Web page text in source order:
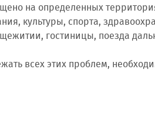
на определенных
культуры, спорта,
гостиницы, поезда
всех этих проблем,